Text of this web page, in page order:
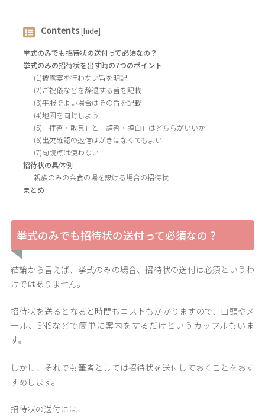
Contents[hide]
挙式のみでも招待状の送付って必須なの？
挙式のみの招待状を出す時の7つのポイント
(1)披露宴を行わない旨を明記
(2)ご祝儀などを辞退する旨を記載
(3)平服でよい場合はその旨を記載
(4)地図を同封しよう
(5)「拝啓・敬具」と「謹啓・謹白」はどちらがいいか
(6)出欠確認の返信はがきはなくてもよい
(7)句読点は使わない！
招待状の具体例
親族のみの会食の場を設ける場合の招待状
まとめ
挙式のみでも招待状の送付って必須なの？
結論から言えば、挙式のみの場合、招待状の送付は必須というわ
けではありません。
招待状を送るとなると時間もコストもかかりますので、口頭やメ
ール、SNSなどで簡単に案内をするだけというカップルもいま
す。
しかし、それでも筆者としては招待状を送付しておくことをおす
すめします。
招待状の送付には